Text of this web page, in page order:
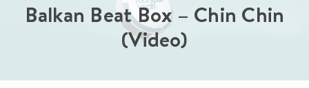
Balkan Beat Box – Chin Chin
(Video)